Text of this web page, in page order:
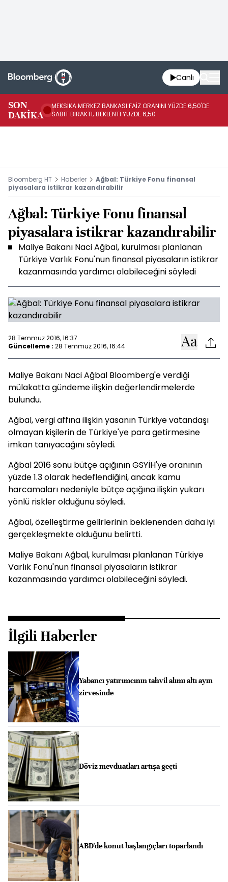
Canlı
SON
DAKİKA
MEKSİKA MERKEZ BANKASI FAİZ ORANINI YÜZDE 6,50'DE
SABİT BIRAKTI; BEKLENTİ YÜZDE 6,50
Bloomberg HT Haberler
Ağbal: Türkiye Fonu finansal
piyasalara istikrar kazandırabilir
Ağbal: Türkiye Fonu finansal
piyasalara istikrar kazandırabilir
Maliye Bakanı Naci Ağbal, kurulması planlanan
Türkiye Varlık Fonu'nun finansal piyasaların istikrar
kazanmasında yardımcı olabileceğini söyledi
28 Temmuz 2016, 16:37
Güncelleme : 28 Temmuz 2016, 16:44
Maliye Bakanı Naci Ağbal Bloomberg'e verdiği
mülakatta gündeme ilişkin değerlendirmelerde
bulundu.
Ağbal, vergi affına ilişkin yasanın Türkiye vatandaşı
olmayan kişilerin de Türkiye'ye para getirmesine
imkan tanıyacağını söyledi.
Ağbal 2016 sonu bütçe açığının GSYİH'ye oranının
yüzde 1.3 olarak hedeflendiğini, ancak kamu
harcamaları nedeniyle bütçe açığına ilişkin yukarı
yönlü riskler olduğunu söyledi.
Ağbal, özelleştirme gelirlerinin beklenenden daha iyi
gerçekleşmekte olduğunu belirtti.
Maliye Bakanı Ağbal, kurulması planlanan Türkiye
Varlık Fonu'nun finansal piyasaların istikrar
kazanmasında yardımcı olabileceğini söyledi.
İlgili Haberler
Yabancı yatırımcının tahvil alımı altı ayın
zirvesinde
Döviz mevduatları artışa geçti
ABD'de konut başlangıçları toparlandı